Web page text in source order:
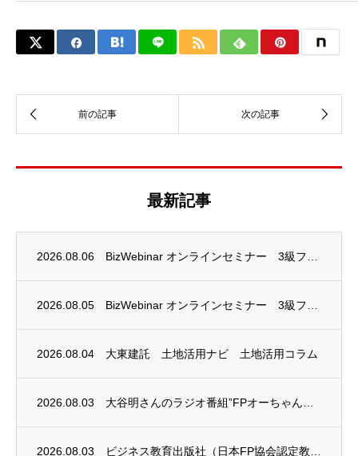
最新記事
2026.08.06
2026.08.05
2026.08.04 大東建託 土地活用ナビ 土地活用コラム
2026.08.03
2026.08.03